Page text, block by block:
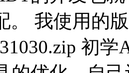
。 我使用的
初